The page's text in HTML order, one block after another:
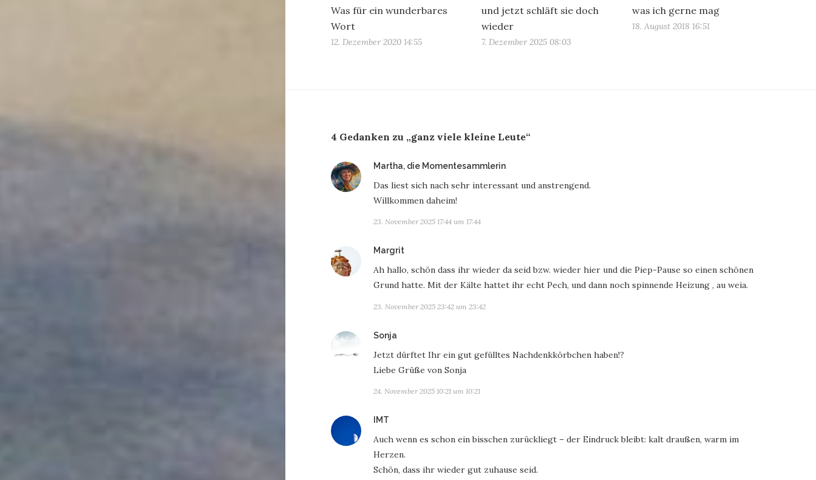
Was für ein wunderbares
Wort
12. Dezember 2020 14:55
und jetzt schläft sie doch
wieder
7. Dezember 2025 08:03
was ich gerne mag
18. August 2018 16:51
4 Gedanken zu „ganz viele kleine Leute“
Martha, die Momentesammlerinsagt:
Das liest sich nach sehr interessant und anstrengend.
Willkommen daheim!
23. November 2025 17:44 um 17:44
Margritsagt:
Ah hallo, schön dass ihr wieder da seid bzw. wieder hier und die Piep-Pause so einen schönen
Grund hatte. Mit der Kälte hattet ihr echt Pech, und dann noch spinnende Heizung , au weia.
23. November 2025 23:42 um 23:42
Sonja
Jetzt dürftet Ihr ein gut gefülltes Nachdenkkörbchen haben!?
Liebe Grüße von Sonja
24. November 2025 10:21 um 10:21
IMT
Auch wenn es schon ein bisschen zurückliegt – der Eindruck bleibt: kalt draußen, warm im
Herzen.
Schön, dass ihr wieder gut zuhause seid.